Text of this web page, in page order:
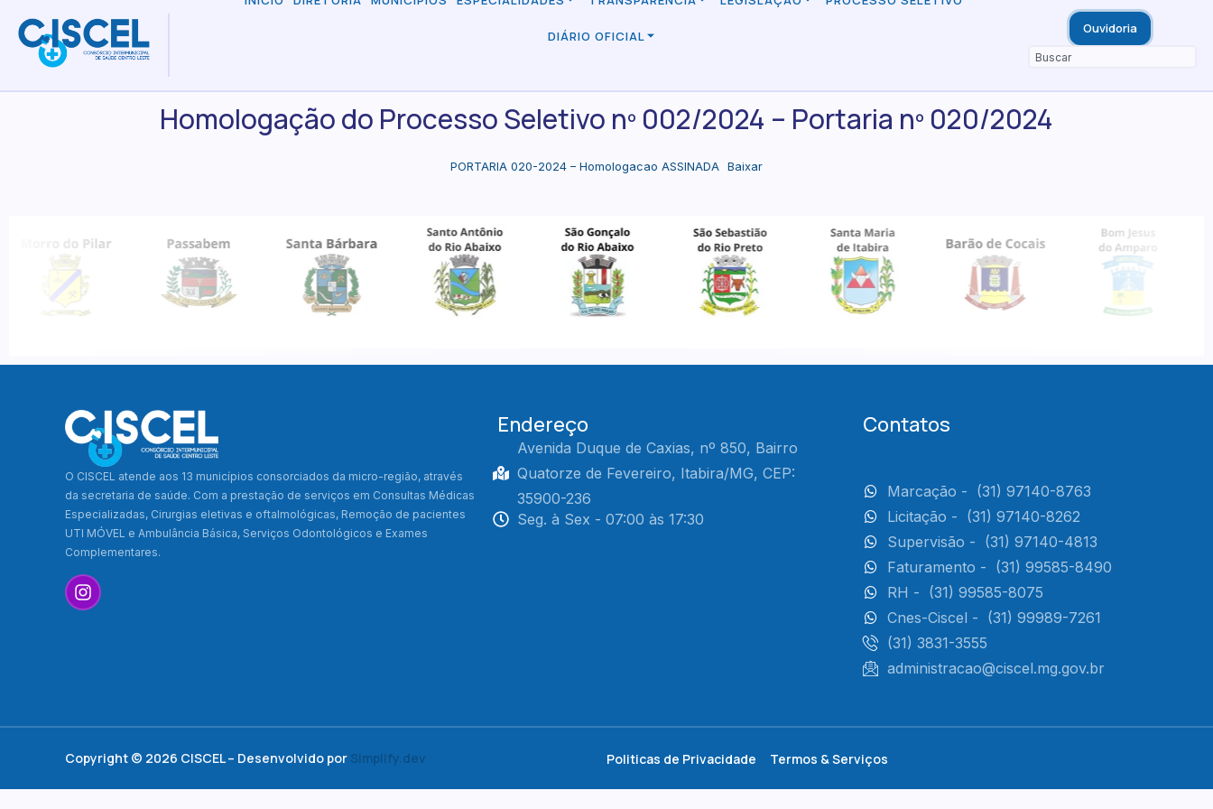
DIÁRIO OFICIAL Ouvidoria
Homologação do Processo Seletivo nº 002/2024 – Portaria nº 020/2024
PORTARIA 020-2024 – Homologacao ASSINADA Baixar
O CISCEL atende aos 13 municípios consorciados da micro-região, através
da secretaria de saúde. Com a prestação de serviços em Consultas Médicas
Especializadas, Cirurgias eletivas e oftalmológicas, Remoção de pacientes
UTI MÓVEL e Ambulância Básica, Serviços Odontológicos e Exames
Complementares.
Endereço
Avenida Duque de Caxias, nº 850, Bairro
Quatorze de Fevereiro, Itabira/MG, CEP:
35900-236
Seg. à Sex - 07:00 às 17:30
Contatos
Marcação - (31) 97140-8763
Licitação - (31) 97140-8262
Supervisão - (31) 97140-4813
Faturamento - (31) 99585-8490
RH - (31) 99585-8075
Cnes-Ciscel - (31) 99989-7261
(31) 3831-3555
administracao@ciscel.mg.gov.br
Copyright © 2026 CISCEL – Desenvolvido por Simplify.dev Politicas de Privacidade Termos & Serviços